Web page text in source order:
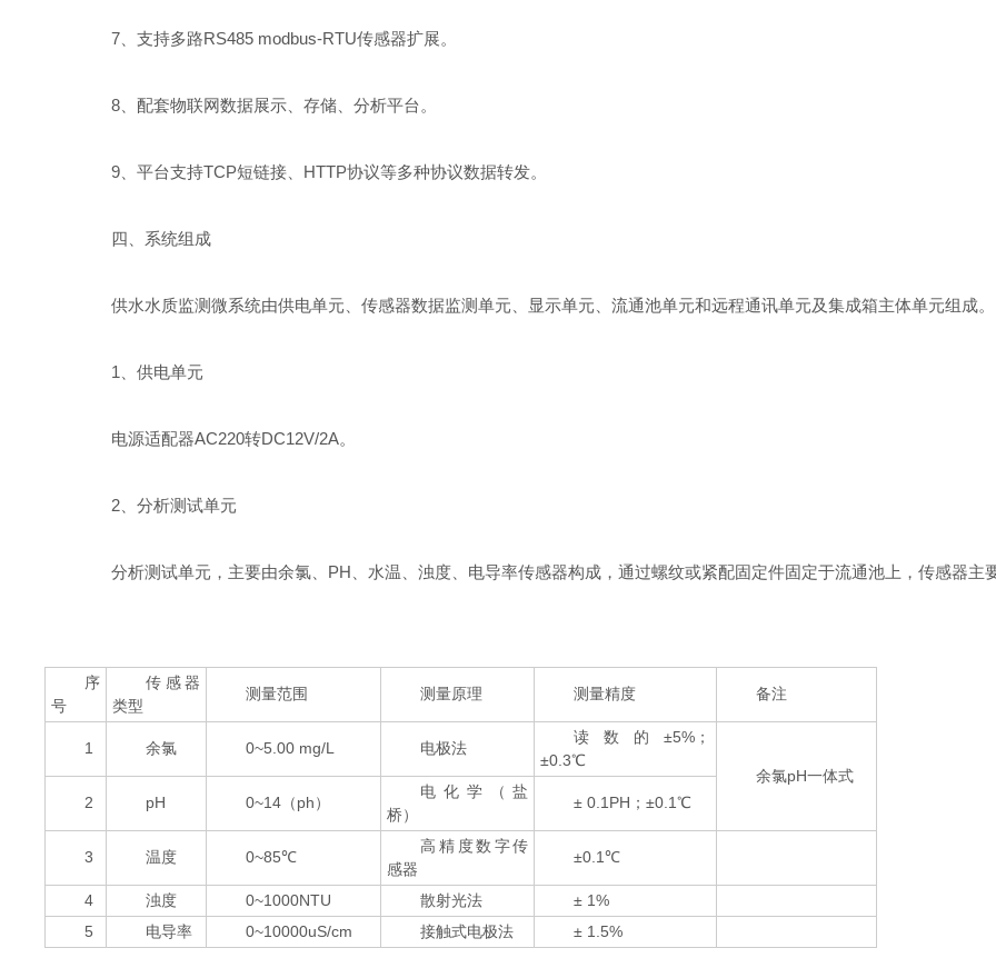
7、支持多路RS485 modbus-RTU传感器扩展。
8、配套物联网数据展示、存储、分析平台。
9、平台支持TCP短链接、HTTP协议等多种协议数据转发。
四、系统组成
供水水质监测微系统由供电单元、传感器数据监测单元、显示单元、流通池单元和远程通讯单元及集成箱主体单元组成。
1、供电单元
电源适配器AC220转DC12V/2A。
2、分析测试单元
分析测试单元，主要由余氯、PH、水温、浊度、电导率传感器构成，通过螺纹或紧配固定件固定于流通池上，传感器主
序
号
传感器
类型
测量范围 测量原理 测量精度 备注
1 余氯 0~5.00 mg/L 电极法
读数的±5%；
±0.3℃
余氯pH一体式
2
pH 0~14（ph）
电化学（盐
桥）
± 0.1PH；±0.1℃
3 温度 0~85℃
高精度数字传
感器
±0.1℃
4 浊度 0~1000NTU 散射光法
± 1%
5
电导率 0~10000uS/cm 接触式电极法 ± 1.5%